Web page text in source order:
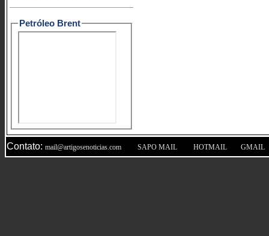
Petróleo Brent
Contato: mail@artigosenoticias.com SAPO MAIL HOTMAIL GMAIL